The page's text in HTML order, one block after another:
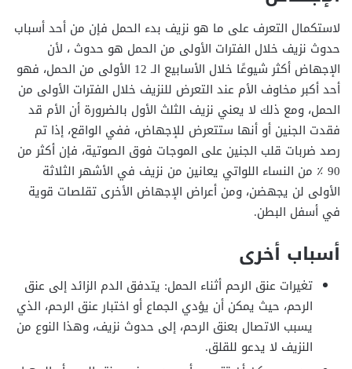
لاستكمال التعرف على ما هو نزيف بدء الحمل فإن من أحد أسباب
حدوث نزيف خلال الفترات الأولى من الحمل هو حدوث ، لأن
الإجهاض أكثر شيوعًا خلال الأسابيع الـ 12 الأولى من الحمل، فهو
أحد أكبر مخاوف الأم عند التعرض للنزيف خلال الفترات الأولى من
الحمل، ومع ذلك لا يعني نزيف الثلث الأول بالضرورة أن الأم قد
فقدت الجنين أو أنها ستتعرض للإجهاض، ففي الواقع، إذا تم
رصد ضربات قلب الجنين على الموجات فوق الصوتية، فإن أكثر من
90 ٪ من النساء اللواتي يعانين من نزيف في الأشهر الثلاثة
الأولى لن يجهضن، ومن أعراض الإجهاض الأخرى تقلصات قوية
في أسفل البطن.
أسباب أخرى
تغيرات عنق الرحم أثناء الحمل: يتدفق الدم الزائد إلى عنق
الرحم، حيث يمكن أن يؤدي الجماع أو اختبار عنق الرحم، الذي
يسبب الاتصال بعنق الرحم، إلى حدوث نزيف، وهذا النوع من
النزيف لا يدعو للقلق.